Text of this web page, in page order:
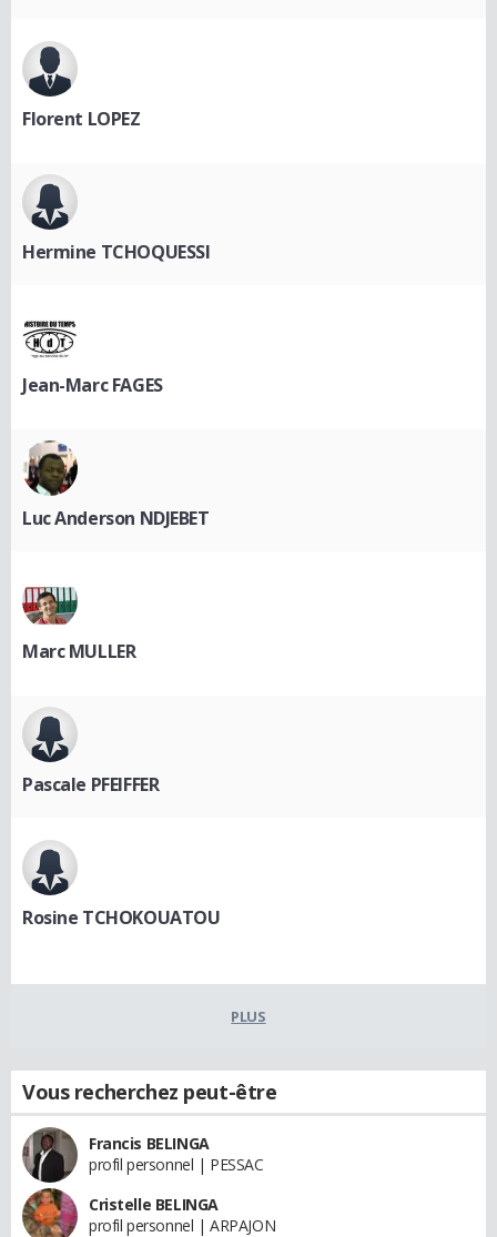
Florent LOPEZ
Hermine TCHOQUESSI
Jean-Marc FAGES
Luc Anderson NDJEBET
Marc MULLER
Pascale PFEIFFER
Rosine TCHOKOUATOU
PLUS
Vous recherchez peut-être
Francis BELINGA
profil personnel | PESSAC
Cristelle BELINGA
profil personnel | ARPAJON